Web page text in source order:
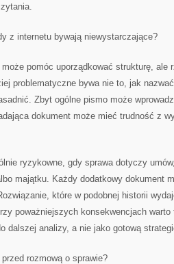
z internetu bywają niewystarczające?
pomóc uporządkować strukturę, ale
problematyczne bywa nie to, jak
Zbyt ogólne pismo może
dokument może mieć trudność z
ryzykowne, gdy sprawa dotyczy
majątku. Każdy dodatkowy dokument
które w podobnej historii
poważniejszych konsekwencjach warto
dalszej analizy, a nie jako gotową
rozmową o sprawie?